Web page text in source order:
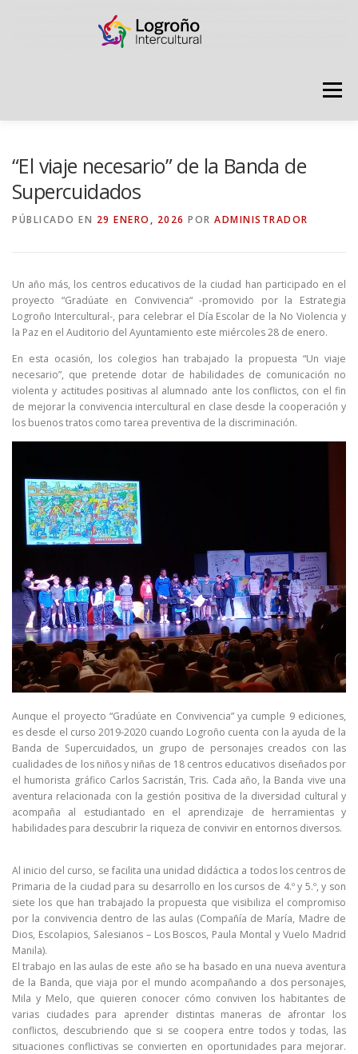
Menú
RECURSOS PUNTO DE ACOGIDA
“El viaje necesario” de la Banda de
Supercuidados
PÚBLICADO EN 29 ENERO, 2026 POR ADMINISTRADOR
Un año más, los centros educativos de la ciudad han participado en el
proyecto “Gradúate en Convivencia“ -promovido por la Estrategia
Logroño Intercultural-, para celebrar el Día Escolar de la No Violencia y
la Paz en el Auditorio del Ayuntamiento este miércoles 28 de enero.
En esta ocasión, los colegios han trabajado la propuesta “Un viaje
necesario”, que pretende dotar de habilidades de comunicación no
violenta y actitudes positivas al alumnado ante los conflictos, con el fin
de mejorar la convivencia intercultural en clase desde la cooperación y
los buenos tratos como tarea preventiva de la discriminación.
Aunque el proyecto “Gradúate en Convivencia” ya cumple 9 ediciones,
es desde el curso 2019-2020 cuando Logroño cuenta con la ayuda de la
Banda de Supercuidados, un grupo de personajes creados con las
cualidades de los niños y niñas de 18 centros educativos diseñados por
el humorista gráfico Carlos Sacristán, Tris. Cada año, la Banda vive una
aventura relacionada con la gestión positiva de la diversidad cultural y
acompaña al estudiantado en el aprendizaje de herramientas y
habilidades para descubrir la riqueza de convivir en entornos diversos.
Al inicio del curso, se facilita una unidad didáctica a todos los centros de
Primaria de la ciudad para su desarrollo en los cursos de 4.º y 5.º, y son
siete los que han trabajado la propuesta que visibiliza el compromiso
por la convivencia dentro de las aulas (Compañía de María, Madre de
Dios, Escolapios, Salesianos – Los Boscos, Paula Montal y Vuelo Madrid
Manila).
El trabajo en las aulas de este año se ha basado en una nueva aventura
de la Banda, que viaja por el mundo acompañando a dos personajes,
Mila y Melo, que quieren conocer cómo conviven los habitantes de
varias ciudades para aprender distintas maneras de afrontar los
conflictos, descubriendo que si se coopera entre todos y todas, las
situaciones conflictivas se convierten en oportunidades para mejorar.